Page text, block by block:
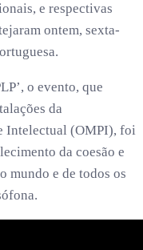
e respectivas
ontem, sexta-
o evento, que
da
Intelectual (OMPI), foi
da coesão e
mundo e de todos os